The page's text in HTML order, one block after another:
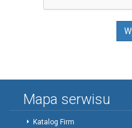
Mapa serwisu
Katalog Firm